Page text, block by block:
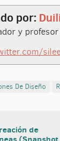
por:
y
De Diseño
de
(Snapshot